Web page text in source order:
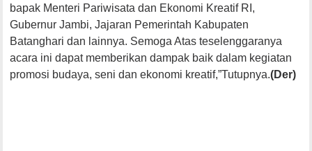
bapak Menteri Pariwisata dan Ekonomi Kreatif RI,
Gubernur Jambi, Jajaran Pemerintah Kabupaten
Batanghari dan lainnya. Semoga Atas teselenggaranya
acara ini dapat memberikan dampak baik dalam kegiatan
promosi budaya, seni dan ekonomi kreatif,”Tutupnya.(Der)